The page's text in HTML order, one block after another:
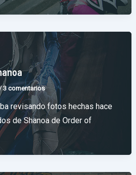
3 comentarios
revisando fotos hechas hace
de Shanoa de Order of